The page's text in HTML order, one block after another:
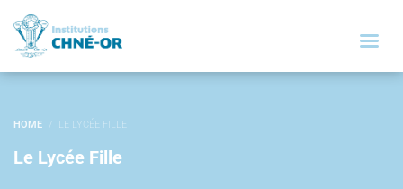
HOME LE LYCÉE FILLE
Le Lycée Fille